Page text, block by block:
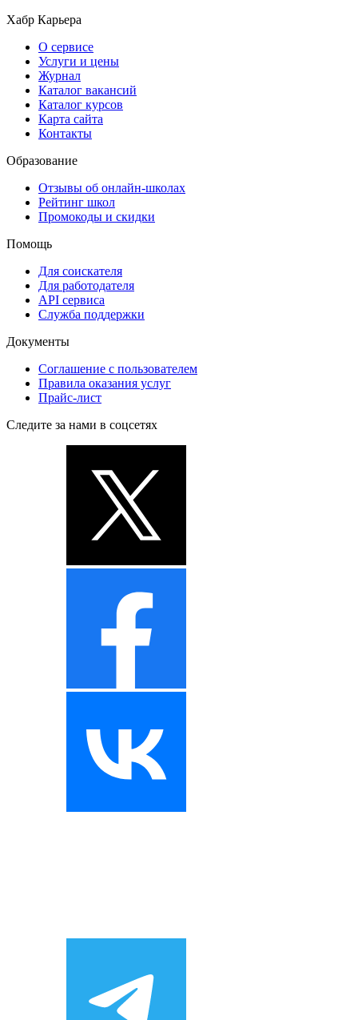
Хабр Карьера
О сервисе
Услуги и цены
Журнал
Каталог вакансий
Каталог курсов
Карта сайта
Контакты
Образование
Отзывы об онлайн-школах
Рейтинг школ
Промокоды и скидки
Помощь
Для соискателя
Для работодателя
API сервиса
Служба поддержки
Документы
Соглашение с пользователем
Правила оказания услуг
Прайс-лист
Следите за нами в соцсетях